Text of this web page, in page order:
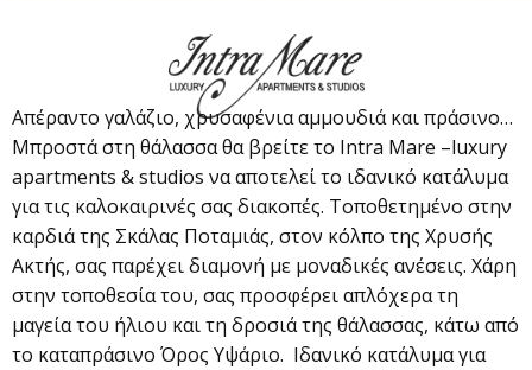
Απέραντο γαλάζιο, χρυσαφένια αμμουδιά και πράσινο…
Μπροστά στη θάλασσα θα βρείτε το Intra Mare –luxury
apartments & studios να αποτελεί το ιδανικό κατάλυμα
για τις καλοκαιρινές σας διακοπές. Τοποθετημένο στην
καρδιά της Σκάλας Ποταμιάς, στον κόλπο της Χρυσής
Ακτής, σας παρέχει διαμονή με μοναδικές ανέσεις. Χάρη
στην τοποθεσία του, σας προσφέρει απλόχερα τη
μαγεία του ήλιου και τη δροσιά της θάλασσας, κάτω από
το καταπράσινο Όρος Υψάριο. Ιδανικό κατάλυμα για